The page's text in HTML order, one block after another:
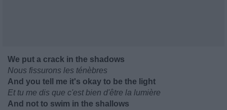
We put a crack in the shadows
Nous fissurons les ténèbres
And you tell me it's okay to be the light
Et tu me dis que c'est bien d'être la lumière
And not to swim in the shallows